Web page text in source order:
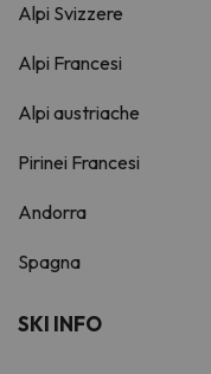
Alpi Svizzere
Alpi Francesi
Alpi austriache
Pirinei Francesi
Andorra
Spagna
SKI INFO